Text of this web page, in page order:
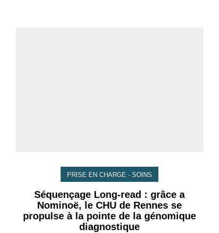
PRISE EN CHARGE - SOINS
Séquençage Long-read : grâce a
Nominoë, le CHU de Rennes se
propulse à la pointe de la génomique
diagnostique